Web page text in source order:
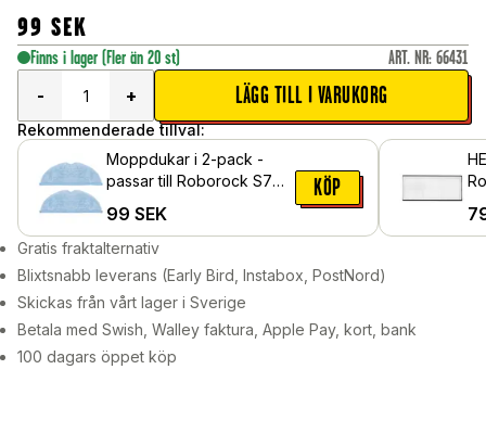
99 SEK
Finns i lager (Fler än 20 st) ART. NR: 66431
-
+ LÄGG TILL I VARUKORG
Rekommenderade tillval:
Moppdukar i 2-pack -
passar till Roborock S7
99 SEK
KÖP
Gratis fraktalternativ
Blixtsnabb leverans (Early Bird, Instabox, PostNord)
Skickas från vårt lager i Sverige
Betala med Swish, Walley faktura, Apple Pay, kort, bank
100 dagars öppet köp